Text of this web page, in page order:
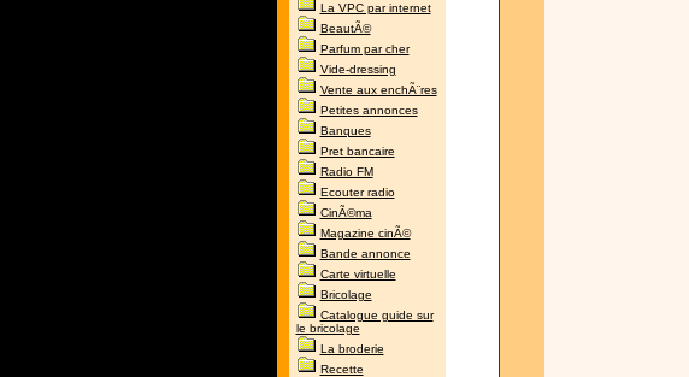
La VPC par internet
BeautÃ©
Parfum par cher
Vide-dressing
Vente aux enchÃ¨res
Petites annonces
Banques
Pret bancaire
Radio FM
Ecouter radio
CinÃ©ma
Magazine cinÃ©
Bande annonce
Carte virtuelle
Bricolage
Catalogue guide sur
le bricolage
La broderie
Recette